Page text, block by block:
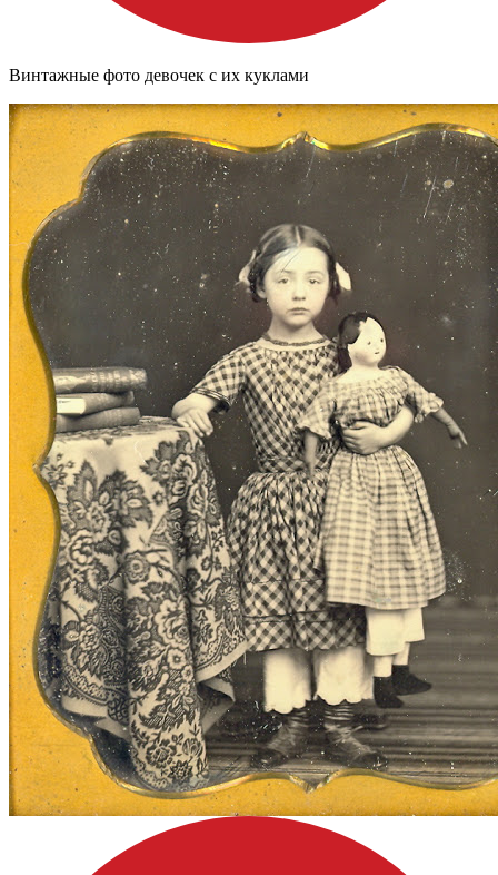
Винтажные фото девочек с их куклами